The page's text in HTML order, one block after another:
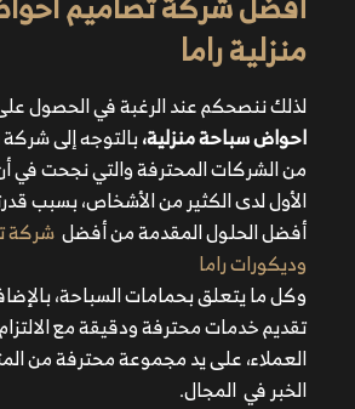
تشطيب فلل من الخارج
منزليةراما
لذلك ننصحكم عند الرغبة في الحصول
احواض سباحة منزلية،بالتوجه إلى شركة
من الشركات المحترفة والتي نجحت في
الأول لدى الكثير من الأشخاص، بسبب
أفضل الحلول المقدمة من أفضل شركة
وديكورات راما
وكل ما يتعلق بحمامات السباحة،
تقديم خدمات محترفة ودقيقة مع
العملاء، على يد مجموعة محترفة من
الخبر في المجال.